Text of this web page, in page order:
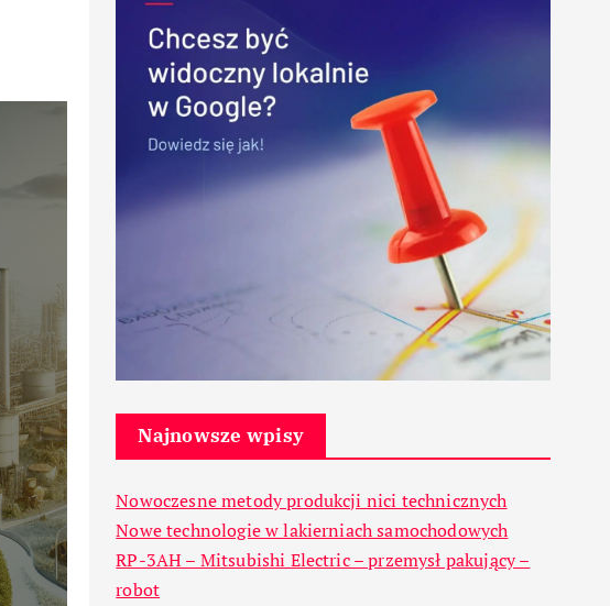
Najnowsze wpisy
Nowoczesne metody produkcji nici technicznych
Nowe technologie w lakierniach samochodowych
RP-3AH – Mitsubishi Electric – przemysł pakujący –
robot